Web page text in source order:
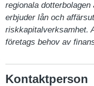
regionala
erbjuder lån och
riskkapitalverksamhet.
företags behov av
Kontaktperson